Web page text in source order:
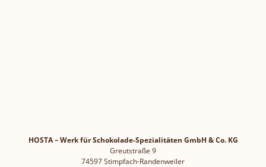
HOSTA – Werk für Schokolade-Spezialitäten GmbH & Co. KG
Greutstraße 9
74597 Stimpfach-Randenweiler